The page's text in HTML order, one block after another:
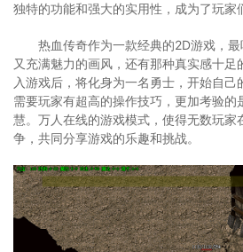
独特的功能和强大的实用性，成为了玩家
热血传奇作为一款经典的2D游戏，
又充满魅力的画风，还有那种真实感十足
入游戏后，将化身为一名勇士，开始自己
需要玩家有超高的操作技巧，更加考验的
慧。万人在线的游戏模式，使得无数玩家
争，共同分享游戏的乐趣和挑战。